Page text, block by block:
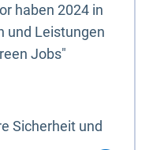
haben 2024 in
und Leistungen
Jobs"
Sicherheit und